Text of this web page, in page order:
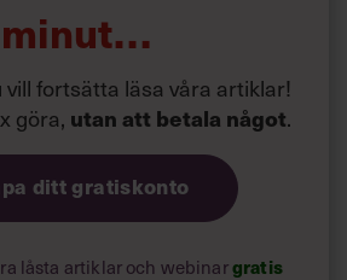
minut…
vill fortsätta läsa våra artiklar!
göra, utan att betala något.
ditt gratiskonto
låsta artiklar och webinargratis